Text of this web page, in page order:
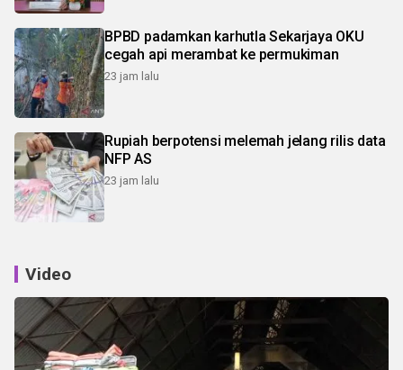
BPBD padamkan karhutla Sekarjaya OKU
cegah api merambat ke permukiman
23 jam lalu
Rupiah berpotensi melemah jelang rilis data
NFP AS
23 jam lalu
Video